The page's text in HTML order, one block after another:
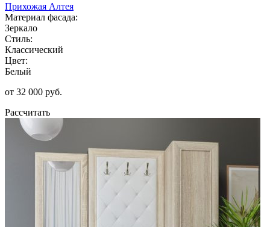
Прихожая Алтея
Материал фасада:
Зеркало
Стиль:
Классический
Цвет:
Белый
от 32 000 руб.
Рассчитать